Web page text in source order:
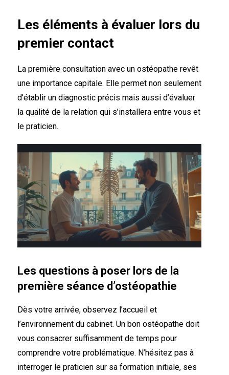
Les éléments à évaluer lors du
premier contact
La première consultation avec un ostéopathe revêt
une importance capitale. Elle permet non seulement
d’établir un diagnostic précis mais aussi d’évaluer
la qualité de la relation qui s’installera entre vous et
le praticien.
Les questions à poser lors de la
première séance d’ostéopathie
Dès votre arrivée, observez l’accueil et
l’environnement du cabinet. Un bon ostéopathe doit
vous consacrer suffisamment de temps pour
comprendre votre problématique. N’hésitez pas à
interroger le praticien sur sa formation initiale, ses